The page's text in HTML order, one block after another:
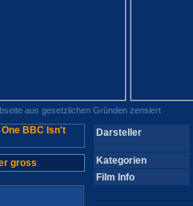
aus gesetzlichen Gründen zensiert
gross
Darsteller
Kategorien
Film Info